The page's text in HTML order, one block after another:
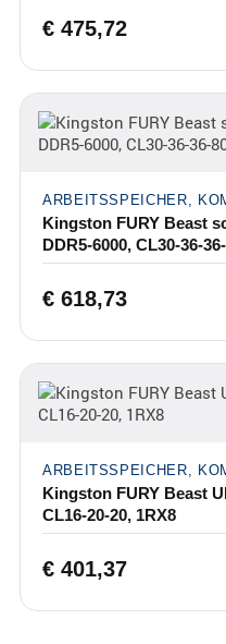
€475,72
ARBEITSSPEICHER,
Kingston FURY Beast
DDR5-6000, CL30-36-
€618,73
ARBEITSSPEICHER,
Kingston FURY Beast
CL16-20-20, 1RX8
€401,37